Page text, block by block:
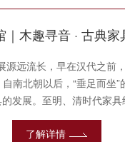
｜木趣寻音 · 古典家
源远流长，早在汉代之前
南北朝以后，“垂足而坐”
发展。至明、清时代家具
了解详情